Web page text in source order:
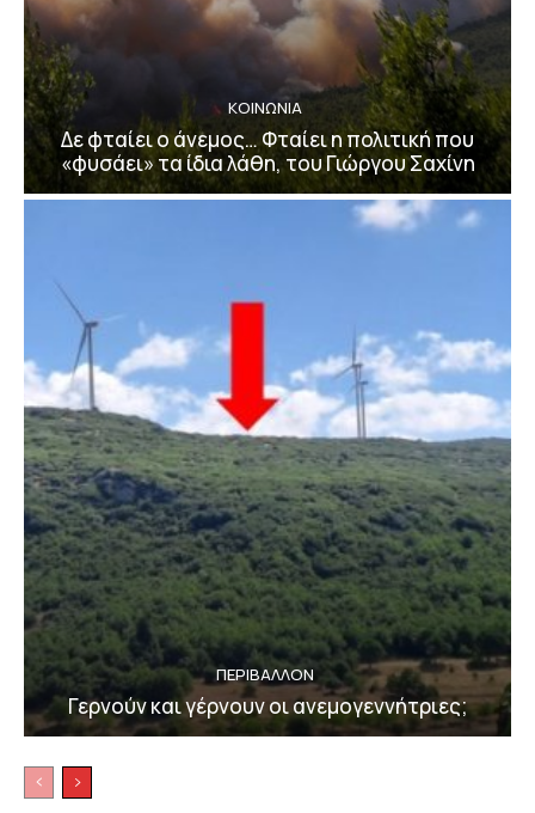
ΚΟΙΝΩΝΙΑ
Δε φταίει ο άνεμος… Φταίει η πολιτική που
«φυσάει» τα ίδια λάθη, του Γιώργου Σαχίνη
ΠΕΡΙΒΆΛΛΟΝ
Γερνούν και γέρνουν οι ανεμογεννήτριες;